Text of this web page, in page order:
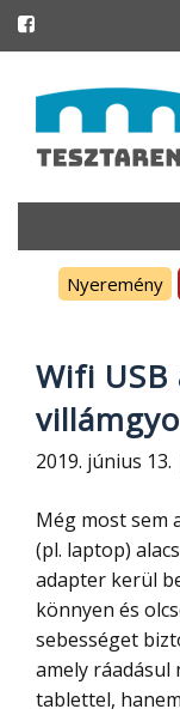
to
content
Nyeremény
Wifi
2019. június 13.
Még most sem
(pl. laptop)
adapter kerül
könnyen és
sebességet
amely ráadásul
tablettel,